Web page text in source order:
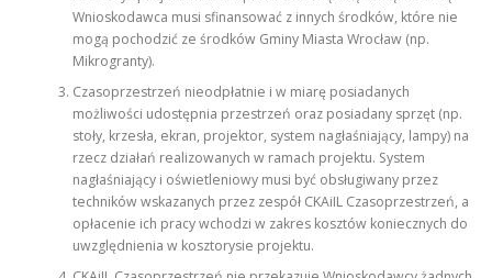
Wnioskodawca musi sfinansować z innych środków, które nie
mogą pochodzić ze środków Gminy Miasta Wrocław (np.
Mikrogranty).
Czasoprzestrzeń nieodpłatnie i w miarę posiadanych
możliwości udostępnia przestrzeń oraz posiadany sprzęt (np.
stoły, krzesła, ekran, projektor, system nagłaśniający, lampy) na
rzecz działań realizowanych w ramach projektu. System
nagłaśniający i oświetleniowy musi być obsługiwany przez
techników wskazanych przez zespół CKAiIL Czasoprzestrzeń, a
opłacenie ich pracy wchodzi w zakres kosztów koniecznych do
uwzględnienia w kosztorysie projektu.